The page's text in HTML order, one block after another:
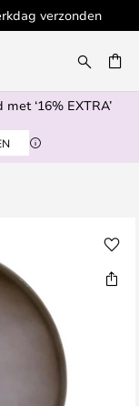
verzonden
‘16% EXTRA’